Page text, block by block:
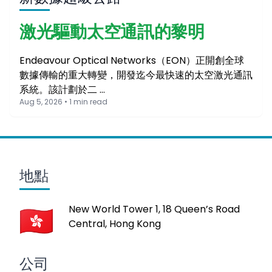
激光驅動太空通訊的黎明
Endeavour Optical Networks（EON）正開創全球
數據傳輸的重大轉變，開發迄今最快速的太空激光通訊
系統。該計劃於二 …
Aug 5, 2026 • 1 min read
地點
New World Tower 1, 18 Queen’s Road
Central, Hong Kong
公司